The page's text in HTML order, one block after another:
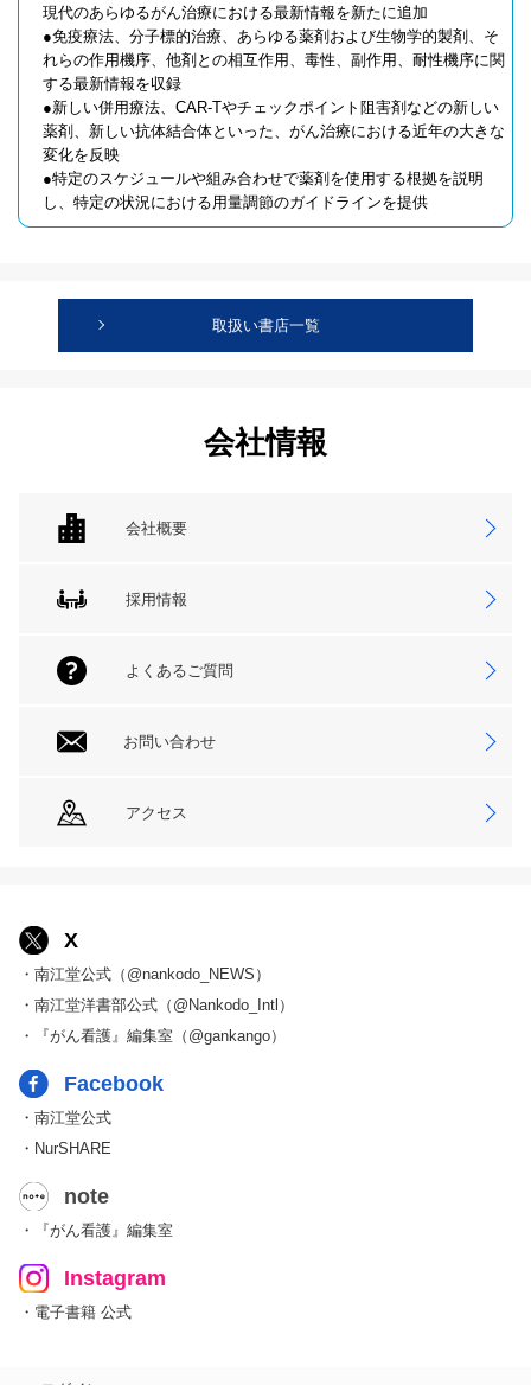
現代のあらゆるがん治療における最新情報を新たに追加
●免疫療法、分子標的治療、あらゆる薬剤および生物学的製剤、そ
れらの作用機序、他剤との相互作用、毒性、副作用、耐性機序に関
する最新情報を収録
●新しい併用療法、CAR-Tやチェックポイント阻害剤などの新しい
薬剤、新しい抗体結合体といった、がん治療における近年の大きな
変化を反映
●特定のスケジュールや組み合わせで薬剤を使用する根拠を説明
し、特定の状況における用量調節のガイドラインを提供
取扱い書店一覧
会社情報
会社概要
採用情報
よくあるご質問
お問い合わせ
アクセス
X
・南江堂公式（@nankodo_NEWS）
・南江堂洋書部公式（@Nankodo_Intl）
・『がん看護』編集室（@gankango）
Facebook
・南江堂公式
・NurSHARE
note
・『がん看護』編集室
Instagram
・電子書籍 公式